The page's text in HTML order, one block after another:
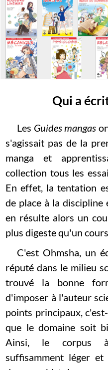
Qui a
Les Guides mangas
s'agissait pas de la
manga et
collection tous les
En effet, la tentation
de place à la discipline
en résulte alors un
plus digeste qu'un
C'est Ohmsha, un
réputé dans le milieu
trouvé la bonne
d'imposer à l'auteur
points principaux,
que le domaine soit
Ainsi, le corpus à
suffisamment léger